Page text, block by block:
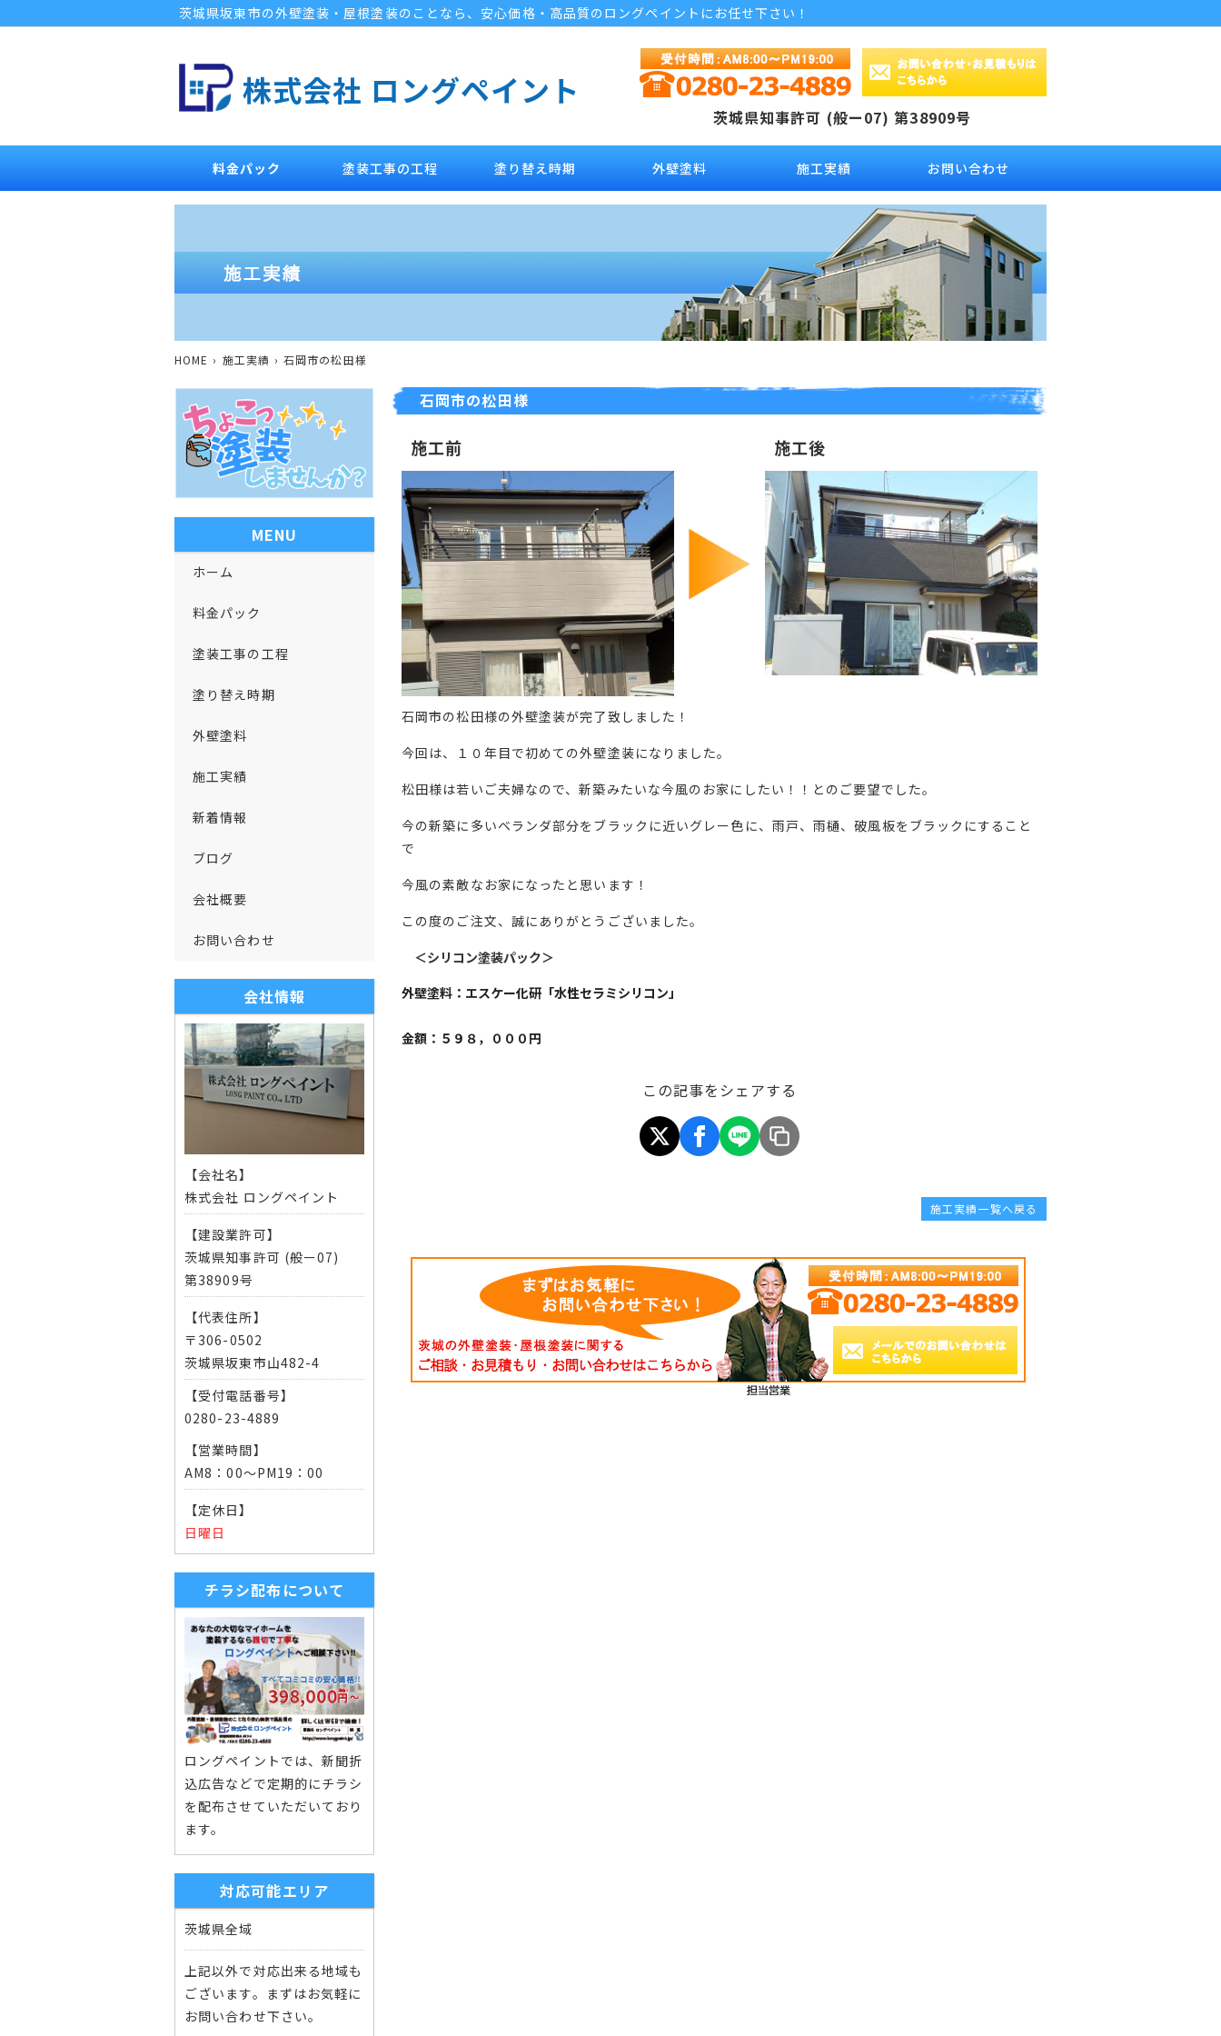
茨城県坂東市の外壁塗装・屋根塗装のことなら、安心価格・高品質のロングペイントにお任せ下さい！
株式会社 ロングペイント
茨城県知事許可 (般ー07) 第38909号
料金パック 塗装工事の工程 塗り替え時期 外壁塗料 施工実績 お問い合わせ
HOME 施工実績 石岡市の松田様
石岡市の松田様
施工前 施工後
石岡市の松田様の外壁塗装が完了致しました！
今回は、１０年目で初めての外壁塗装になりました。
松田様は若いご夫婦なので、新築みたいな今風のお家にしたい！！とのご要望でした。
今の新築に多いベランダ部分をブラックに近いグレー色に、雨戸、雨樋、破風板をブラックにすること
で
今風の素敵なお家になったと思います！
この度のご注文、誠にありがとうございました。
＜シリコン塗装パック＞
外壁塗料：エスケー化研「水性セラミシリコン」
金額：５９８，０００円
この記事をシェアする
施工実績一覧へ戻る
MENU
ホーム
料金パック
塗装工事の工程
塗り替え時期
外壁塗料
施工実績
新着情報
ブログ
会社概要
お問い合わせ
会社情報
【会社名】
株式会社 ロングペイント
【建設業許可】
茨城県知事許可 (般ー07)
第38909号
【代表住所】
〒306-0502
茨城県坂東市山482-4
【受付電話番号】
0280-23-4889
【営業時間】
AM8：00～PM19：00
【定休日】
日曜日
チラシ配布について
ロングペイントでは、新聞折
込広告などで定期的にチラシ
を配布させていただいており
ます。
対応可能エリア
茨城県全域
上記以外で対応出来る地域も
ございます。まずはお気軽に
お問い合わせ下さい。